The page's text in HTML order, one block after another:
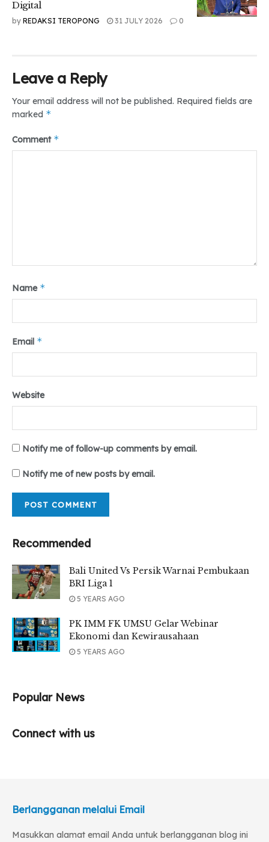
Digital
by REDAKSI TEROPONG 31 JULY 2026 0
Leave a Reply
Your email address will not be published. Required fields are
marked *
Comment *
Name *
Email *
Website
Notify me of follow-up comments by email.
Notify me of new posts by email.
Recommended
Bali United Vs Persik Warnai Pembukaan
BRI Liga 1
5 YEARS AGO
PK IMM FK UMSU Gelar Webinar
Ekonomi dan Kewirausahaan
5 YEARS AGO
Popular News
Connect with us
Berlangganan melalui Email
Masukkan alamat email Anda untuk berlangganan blog ini